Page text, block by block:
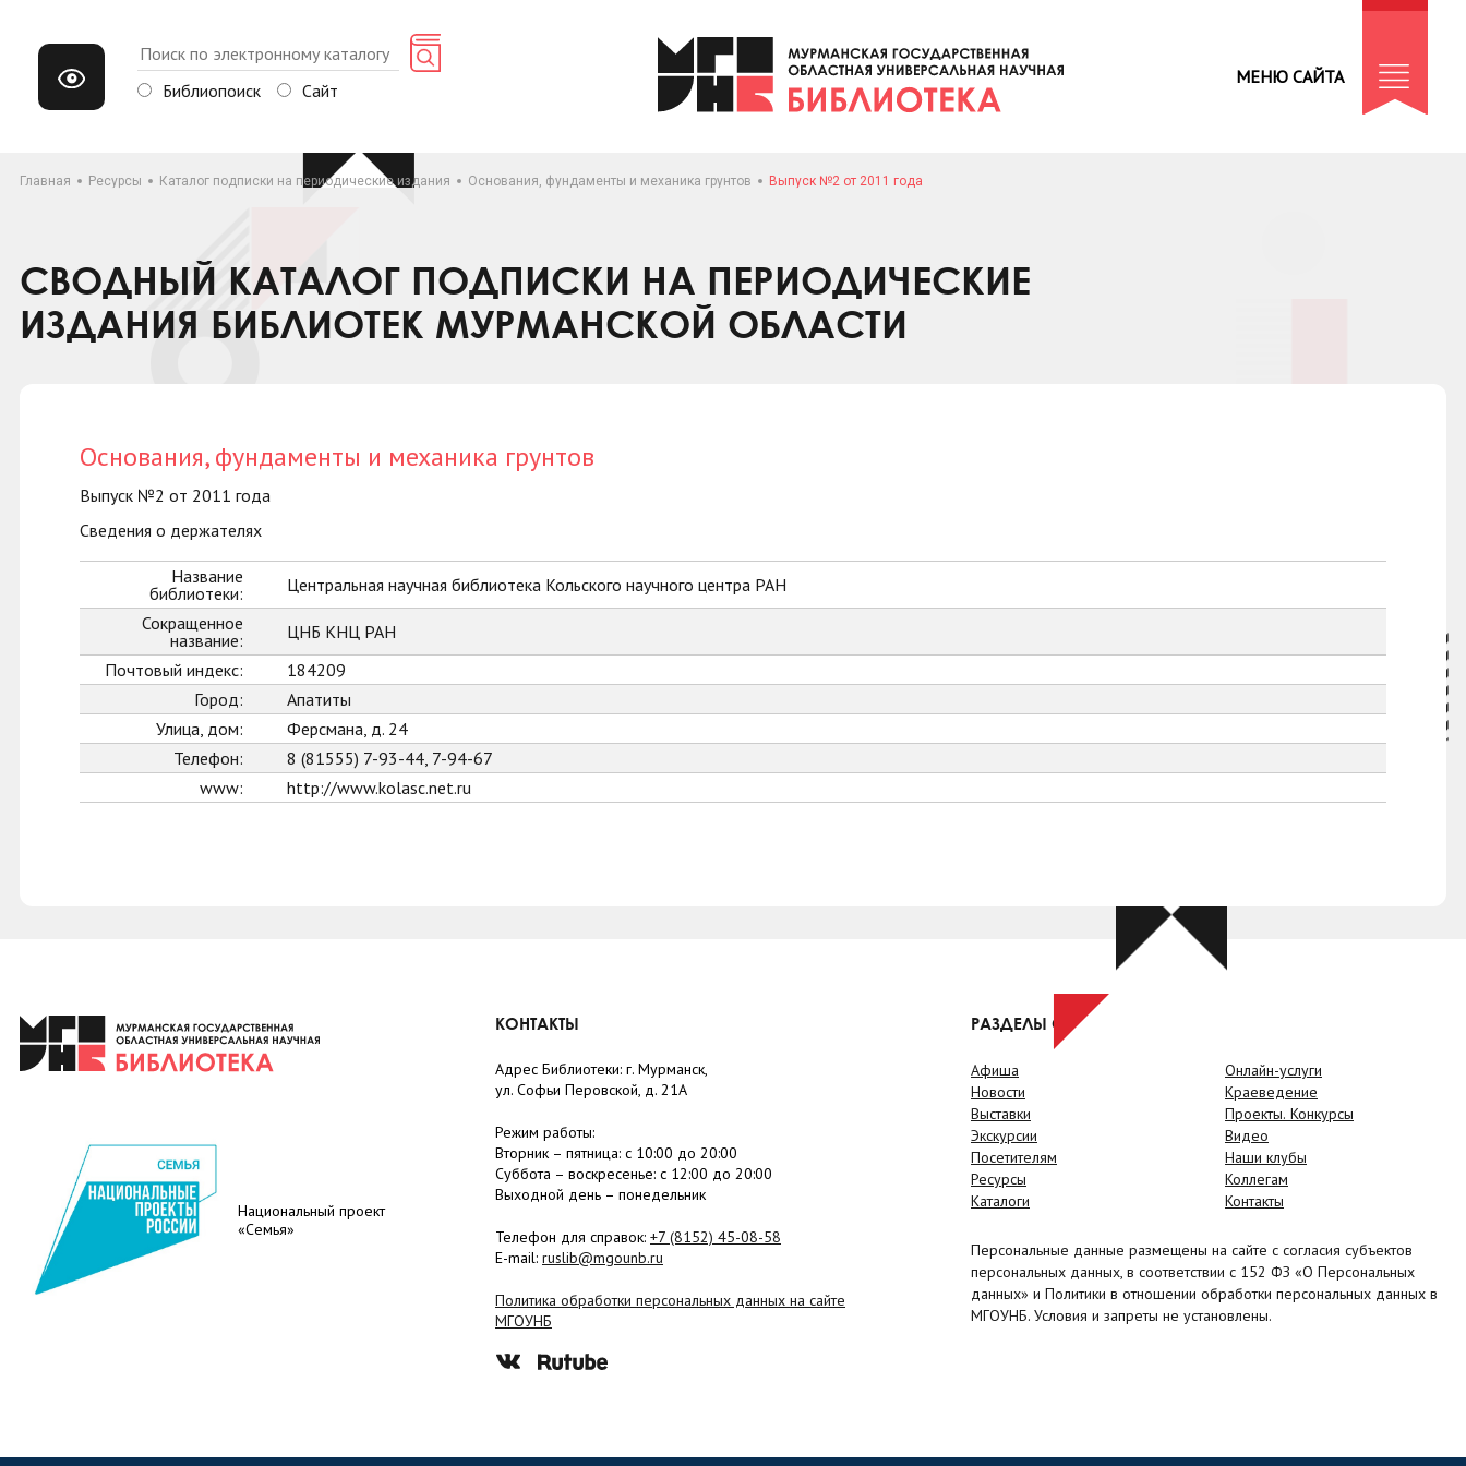
Библиопоиск Сайт
МЕНЮ САЙТА
Главная Ресурсы Каталог подписки на периодические издания Основания, фундаменты и механика грунтов Выпуск №2 от 2011 года
СВОДНЫЙ КАТАЛОГ ПОДПИСКИ НА ПЕРИОДИЧЕСКИЕ
ИЗДАНИЯ БИБЛИОТЕК МУРМАНСКОЙ ОБЛАСТИ
Основания, фундаменты и механика грунтов
Выпуск №2 от 2011 года
Сведения о держателях
Название
библиотеки:
Центральная научная библиотека Кольского научного центра РАН
Сокращенное
название:
ЦНБ КНЦ РАН
Почтовый индекс:
184209
Город:
Апатиты
Улица, дом:
Ферсмана, д. 24
Телефон:
8 (81555) 7-93-44, 7-94-67
www:
http://www.kolasc.net.ru
Национальный проект
«Семья»
КОНТАКТЫ
Адрес Библиотеки: г. Мурманск,
ул. Софьи Перовской, д. 21А
Режим работы:
Вторник – пятница: с 10:00 до 20:00
Суббота – воскресенье: c 12:00 до 20:00
Выходной день – понедельник
Телефон для справок: +7 (8152) 45-08-58
E-mail: ruslib@mgounb.ru
Политика обработки персональных данных на сайте
МГОУНБ
РАЗДЕЛЫ САЙТА
Афиша
Новости
Выставки
Экскурсии
Посетителям
Ресурсы
Каталоги
Онлайн-услуги
Краеведение
Проекты. Конкурсы
Видео
Наши клубы
Коллегам
Контакты
Персональные данные размещены на сайте с согласия субъектов
персональных данных, в соответствии с 152 ФЗ «О Персональных
данных» и Политики в отношении обработки персональных данных в
МГОУНБ. Условия и запреты не установлены.